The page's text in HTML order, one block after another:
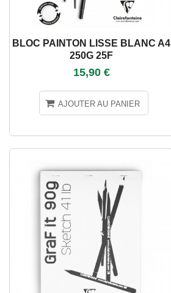
BLOC PAINTON LISSE BLANC A4
250G 25F
15,90 €
AJOUTER AU PANIER